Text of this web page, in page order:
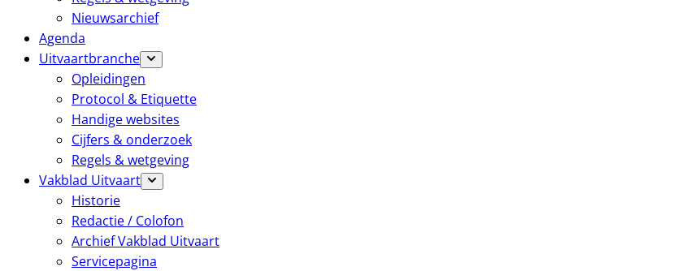
Nieuwsarchief
Agenda
Uitvaartbranche
Opleidingen
Protocol & Etiquette
Handige websites
Cijfers & onderzoek
Regels & wetgeving
Vakblad Uitvaart
Historie
Redactie / Colofon
Archief Vakblad Uitvaart
Servicepagina